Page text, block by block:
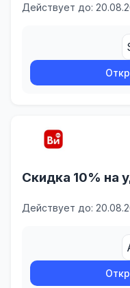
Действует до:
Скидка 10% на
Действует до: